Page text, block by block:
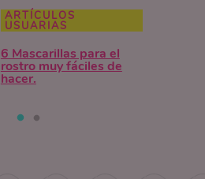
ARTÍCULOS
USUARIAS
6 Mascarillas para el
rostro muy fáciles de
hacer.